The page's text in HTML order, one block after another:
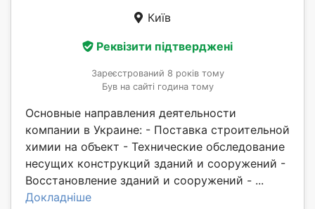
Київ
Реквізити підтверджені
Зареєстрований 8 років тому
Був на сайті година тому
Основные направления деятельности
компании в Украине: - Поставка строительной
химии на объект - Технические обследование
несущих конструкций зданий и сооружений -
Восстановление зданий и сооружений - ...
Докладніше